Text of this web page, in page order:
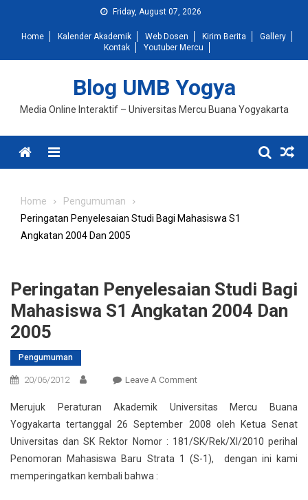
content
Friday, August 07, 2026
Home Kalender Akademik Web Dosen Kirim Berita
Gallery
Kontak
Youtuber Mercu
Blog UMB Yogya
Media Online Interaktif – Universitas Mercu Buana Yogyakarta
Menu
Home
Pengumuman
Peringatan Penyelesaian Studi Bagi Mahasiswa S1
Angkatan 2004 Dan 2005
Peringatan Penyelesaian Studi Bagi
Mahasiswa S1 Angkatan 2004 Dan
2005
Pengumuman
20/06/2012 Leave A CommentOn
Penyelesaian
Studi
Bagi
Mahasiswa
Merujuk Peraturan Akademik Universitas Mercu Buana
Yogyakarta tertanggal 26 September 2008 oleh Ketua Senat
Universitas dan SK Rektor Nomor : 181/SK/Rek/XI/2010 perihal
Penomoran Mahasiswa Baru Strata 1 (S-1), dengan ini kami
memperingatkan kembali bahwa :